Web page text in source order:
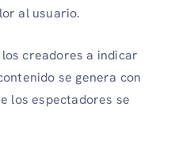
al usuario.
los creadores a indicar
se genera con
los espectadores se